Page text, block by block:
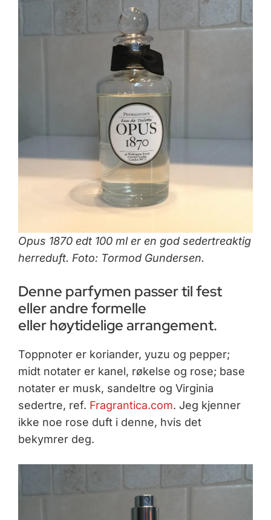
Opus 1870 edt 100 ml er en god sedertreaktig
herreduft. Foto: Tormod Gundersen.
Denne parfymen passer til fest
eller andre formelle
eller høytidelige arrangement.
Toppnoter er koriander, yuzu og pepper;
midt notater er kanel, røkelse og rose; base
notater er musk, sandeltre og Virginia
sedertre, ref. Fragrantica.com. Jeg kjenner
ikke noe rose duft i denne, hvis det
bekymrer deg.